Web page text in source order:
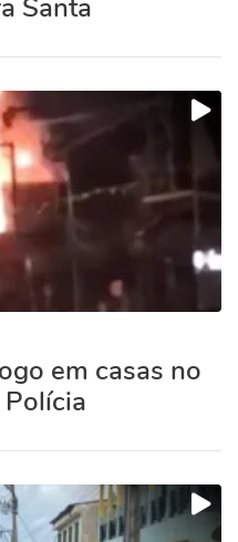
Santa
em casas no